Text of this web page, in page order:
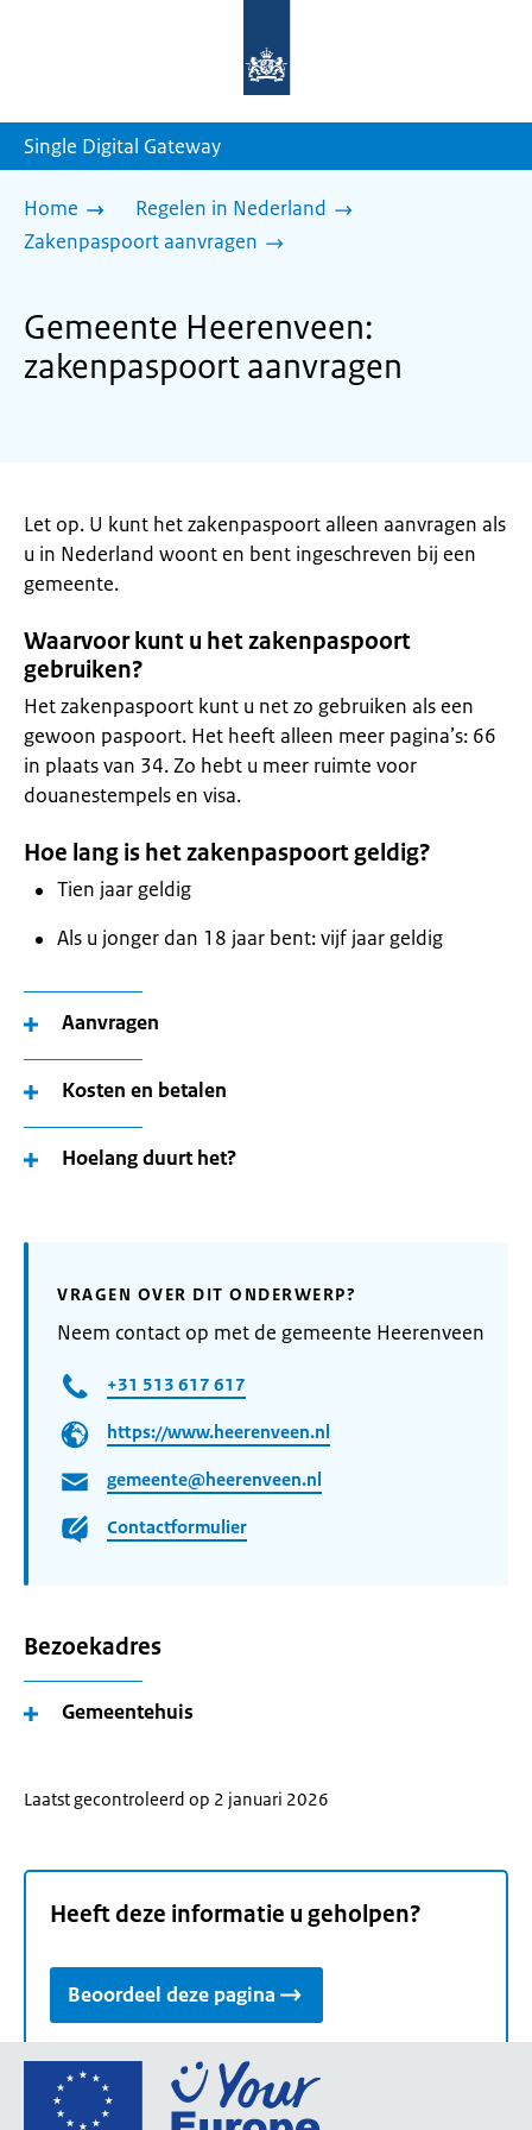
homepage
Single Digital Gateway
Home
Regelen in Nederland
Zakenpaspoort aanvragen
Gemeente Heerenveen:
zakenpaspoort aanvragen
Let op. U kunt het zakenpaspoort alleen aanvragen als
u in Nederland woont en bent ingeschreven bij een
gemeente.
Waarvoor kunt u het zakenpaspoort
gebruiken?
Het zakenpaspoort kunt u net zo gebruiken als een
gewoon paspoort. Het heeft alleen meer pagina’s: 66
in plaats van 34. Zo hebt u meer ruimte voor
douanestempels en visa.
Hoe lang is het zakenpaspoort geldig?
Tien jaar geldig
Als u jonger dan 18 jaar bent: vijf jaar geldig
Aanvragen
Kosten en betalen
Hoelang duurt het?
VRAGEN OVER DIT ONDERWERP?
Neem contact op met de gemeente Heerenveen
+31 513 617 617
https://www.heerenveen.nl
gemeente@heerenveen.nl
Contactformulier
Bezoekadres
Gemeentehuis
Laatst gecontroleerd op 2 januari 2026
Heeft deze informatie u geholpen?
Beoordeel deze pagina
Ga